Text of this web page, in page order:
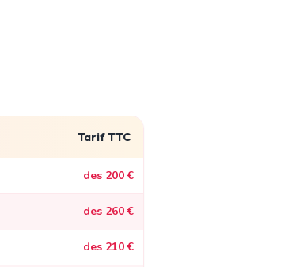
Tarif TTC
des 200 €
des 260 €
des 210 €